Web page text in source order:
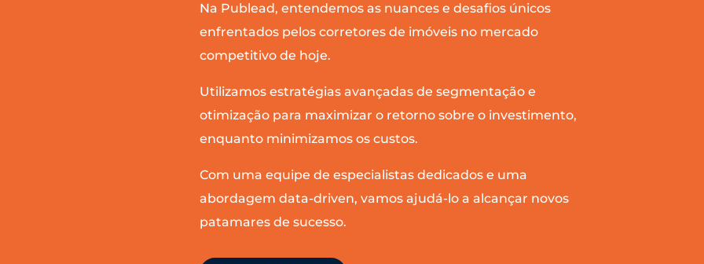
Na Publead, entendemos as nuances e desafios únicos
enfrentados pelos corretores de imóveis no mercado
competitivo de hoje.
Utilizamos estratégias avançadas de segmentação e
otimização para maximizar o retorno sobre o investimento,
enquanto minimizamos os custos.
Com uma equipe de especialistas dedicados e uma
abordagem data-driven, vamos ajudá-lo a alcançar novos
patamares de sucesso.